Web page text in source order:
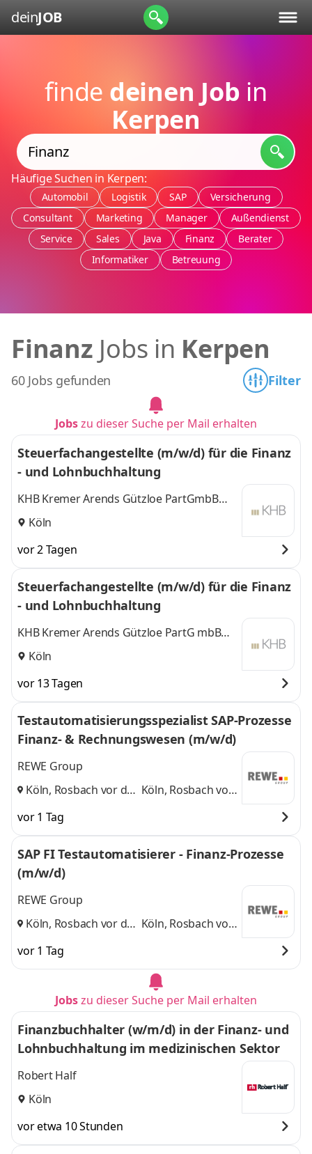
deinJOB
finde deinen Job in
Kerpen
Häufige Suchen in Kerpen:
Automobil Logistik SAP
Versicherung
Consultant
Marketing Manager
Außendienst
Service
Sales Java Finanz
Berater
Informatiker
Betreuung
Finanz Jobs in Kerpen
60 Jobs gefunden Filter
Jobszu dieser Suche per Mail erhalten
Steuerfachangestellte (m/w/d) für die Finanz
- und Lohnbuchhaltung
KHB Kremer Arends Gützloe PartGmbB
Wirtschaftsprüfer Steuerberater
Köln
vor 2 Tagen
Steuerfachangestellte (m/w/d) für die Finanz
- und Lohnbuchhaltung
KHB Kremer Arends Gützloe PartG mbB
Wirtschaftsprüfer und Steuerberater
Köln
vor 13 Tagen
Testautomatisierungsspezialist SAP-Prozesse
Finanz- & Rechnungswesen (m/w/d)
REWE Group
Köln, Rosbach vor der Köln, Rosbach vor
vor 1 Tag
SAP FI Testautomatisierer - Finanz-Prozesse
(m/w/d)
REWE Group
Köln, Rosbach vor der Köln, Rosbach vor
vor 1 Tag
Jobszu dieser Suche per Mail erhalten
Finanzbuchhalter (w/m/d) in der Finanz- und
Lohnbuchhaltung im medizinischen Sektor
Robert Half
Köln
vor etwa 10 Stunden